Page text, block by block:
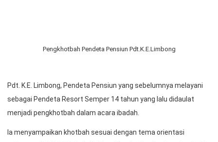
tahun atauBona Taon Parhalado pada Jumat (21/1/2022). Acara
keluarga, Parhalado purnabakti, serta perwakilan kategorial.
Acara ibadah berlangsung di gedung Sekolah Minggu HKBP
Semper mulai pukul 17.00 WIB.